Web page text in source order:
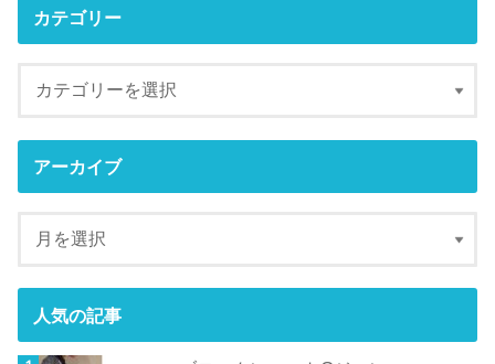
カテゴリー
アーカイブ
人気の記事